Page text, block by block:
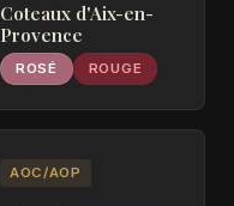
Coteaux d'Aix-en-
Provence
ROSÉ ROUGE
AOC/AOP